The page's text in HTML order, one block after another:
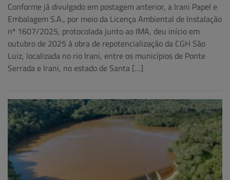
Conforme já divulgado em postagem anterior, a Irani Papel e
Embalagem S.A., por meio da Licença Ambiental de Instalação
nº 1607/2025, protocolada junto ao IMA, deu início em
outubro de 2025 à obra de repotencialização da CGH São
Luiz, localizada no rio Irani, entre os municípios de Ponte
Serrada e Irani, no estado de Santa […]